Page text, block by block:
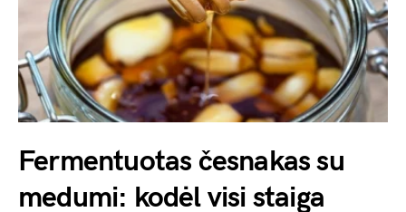
Fermentuotas česnakas su
medumi: kodėl visi staiga